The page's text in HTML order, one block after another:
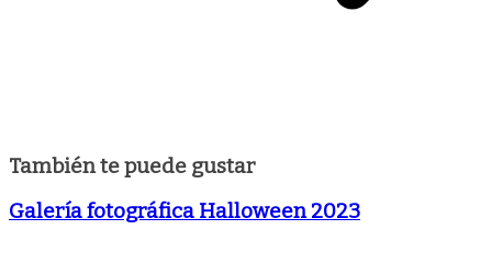
También te puede gustar
Galería fotográfica Halloween 2023